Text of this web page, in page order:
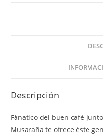
Descripción
Fánatico del buen café
Musaraña te ofrece éste